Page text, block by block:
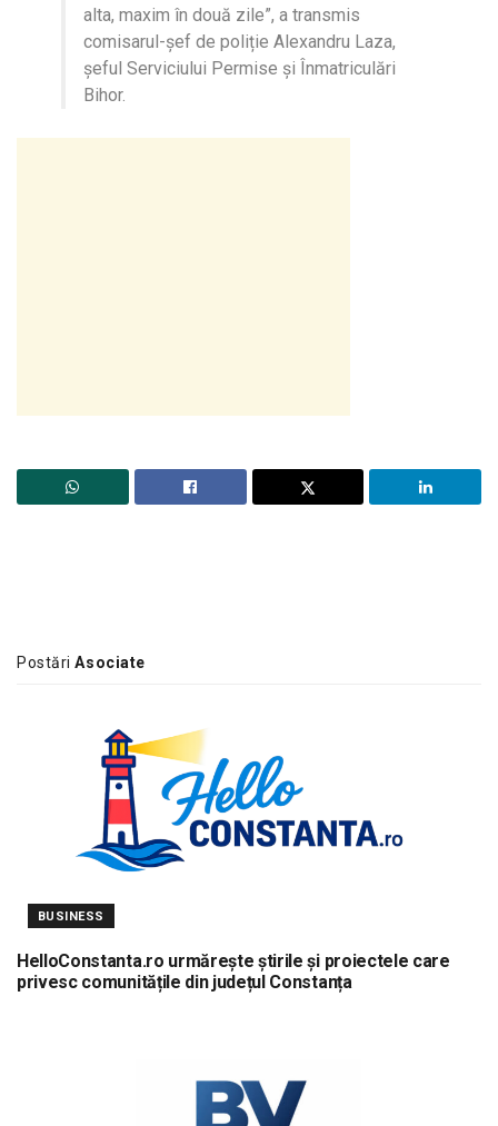
alta, maxim în două zile”, a transmis
comisarul-șef de poliție Alexandru Laza,
șeful Serviciului Permise și Înmatriculări
Bihor.
PostăriAsociate
BUSINESS
HelloConstanta.ro urmărește știrile și proiectele care
privesc comunitățile din județul Constanța